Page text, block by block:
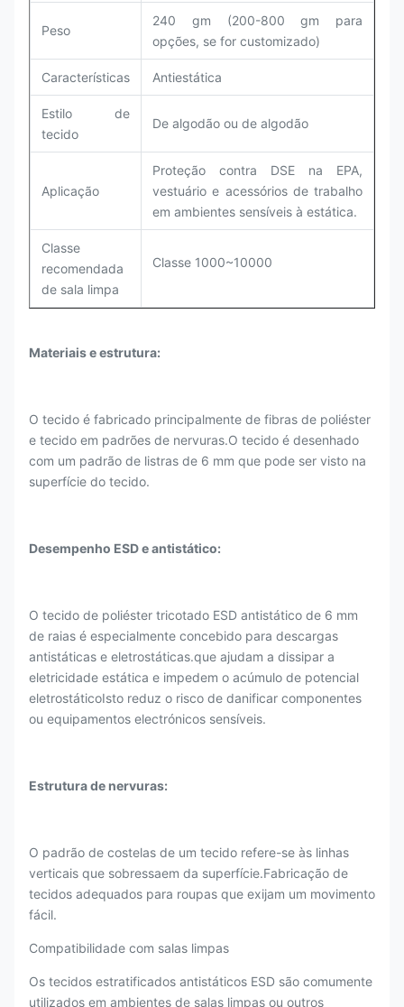
Peso
240 gm (200-800 gm para
opções, se for customizado)
Características Antiestática
Estilo de
tecido
De algodão ou de algodão
Aplicação
Proteção contra DSE na EPA,
vestuário e acessórios de trabalho
em ambientes sensíveis à estática.
Classe
recomendada
de sala limpa
Classe 1000~10000
Materiais e estrutura:
O tecido é fabricado principalmente de fibras de poliéster
e tecido em padrões de nervuras.O tecido é desenhado
com um padrão de listras de 6 mm que pode ser visto na
superfície do tecido.
Desempenho ESD e antistático:
O tecido de poliéster tricotado ESD antistático de 6 mm
de raias é especialmente concebido para descargas
antistáticas e eletrostáticas.que ajudam a dissipar a
eletricidade estática e impedem o acúmulo de potencial
eletrostáticoIsto reduz o risco de danificar componentes
ou equipamentos electrónicos sensíveis.
Estrutura de nervuras:
O padrão de costelas de um tecido refere-se às linhas
verticais que sobressaem da superfície.Fabricação de
tecidos adequados para roupas que exijam um movimento
fácil.
Compatibilidade com salas limpas
Os tecidos estratificados antistáticos ESD são comumente
utilizados em ambientes de salas limpas ou outros